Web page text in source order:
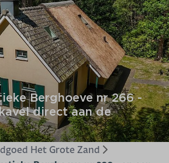
Berghoeve nr 266 -
direct aan de
Het Grote Zand